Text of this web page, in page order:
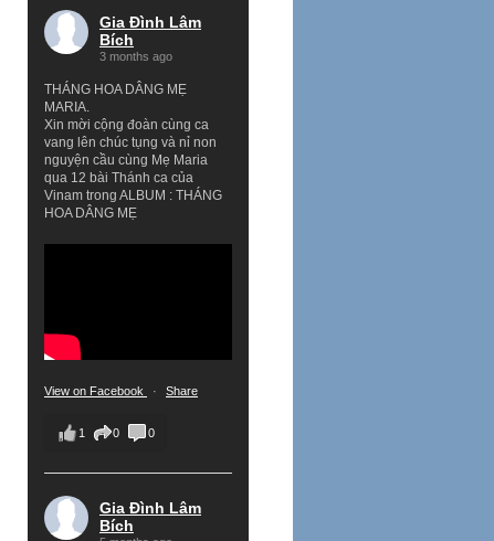
Gia Đình Lâm
Bích
3 months ago
THÁNG HOA DÂNG MẸ
MARIA.
Xin mời cộng đoàn cùng ca
vang lên chúc tụng và nỉ non
nguyện cầu cùng Mẹ Maria
qua 12 bài Thánh ca của
Vinam trong ALBUM : THÁNG
HOA DÂNG MẸ
View on Facebook · Share
1 0 0
Gia Đình Lâm
Bích